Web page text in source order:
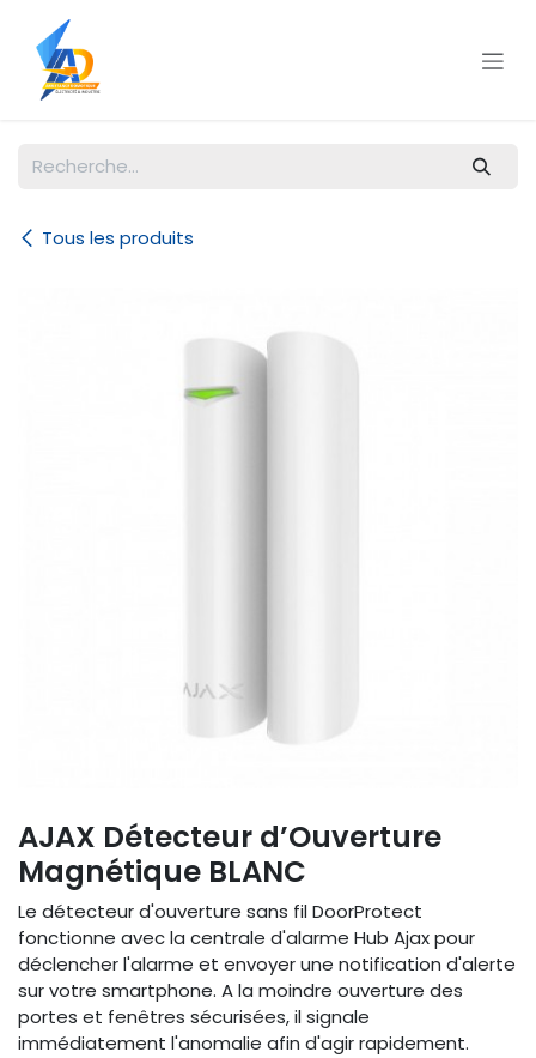
Tous les produits
AJAX Détecteur d’Ouverture
Magnétique BLANC
Le détecteur d'ouverture sans fil DoorProtect
fonctionne avec la centrale d'alarme Hub Ajax pour
déclencher l'alarme et envoyer une notification d'alerte
sur votre smartphone. A la moindre ouverture des
portes et fenêtres sécurisées, il signale
immédiatement l'anomalie afin d'agir rapidement.